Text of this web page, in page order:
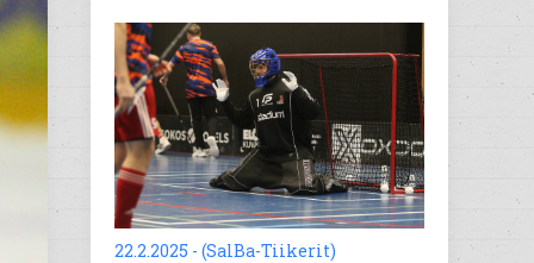
22.2.2025 - (SalBa-Tiikerit)